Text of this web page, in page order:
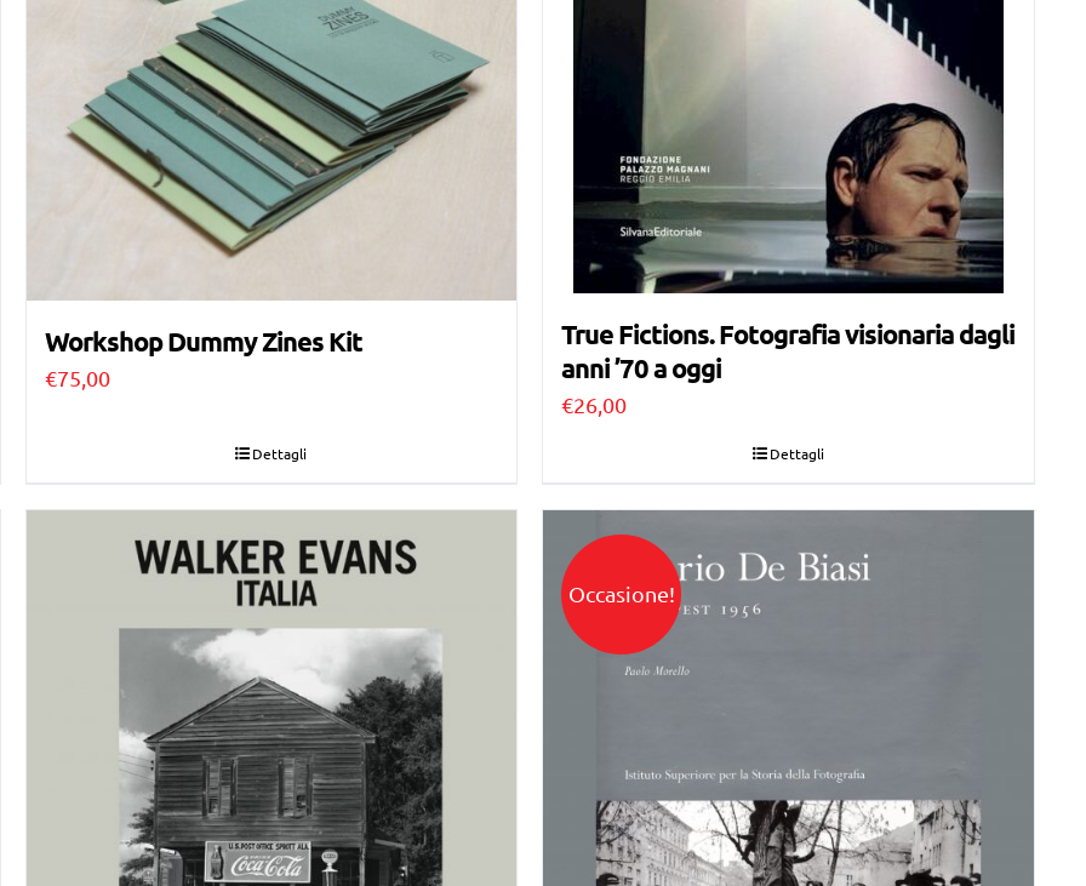
Workshop Dummy Zines Kit
€75,00
Dettagli
True Fictions. Fotografia visionaria dagli
anni ’70 a oggi
€26,00
Dettagli
Occasione!